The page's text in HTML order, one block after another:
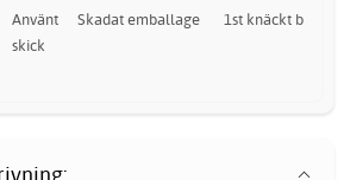
Använt
skick
Skadat emballage 1st knäckt ben